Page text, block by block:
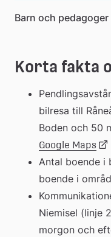
Barn och
Korta fakta
bilresa till
Boden och 50
Google Maps
till
Antal boende i
boende i
Niemisel (linje
morgon och